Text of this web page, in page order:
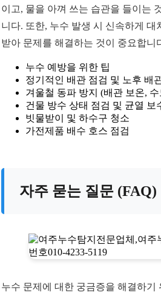
이고, 물을 아껴 쓰는 습관을 들이는
니다. 또한, 누수 발생 시 신속하게 대
받아 문제를 해결하는 것이 중요합니
누수 예방을 위한 팁
정기적인 배관 점검 및 노후 배
겨울철 동파 방지 (배관 보온,
건물 방수 상태 점검 및 균열 보
빗물받이 및 하수구 청소
가전제품 배수 호스 점검
자주 묻는 질문 (FAQ)
누수 문제에 대한 궁금증을 해결하기